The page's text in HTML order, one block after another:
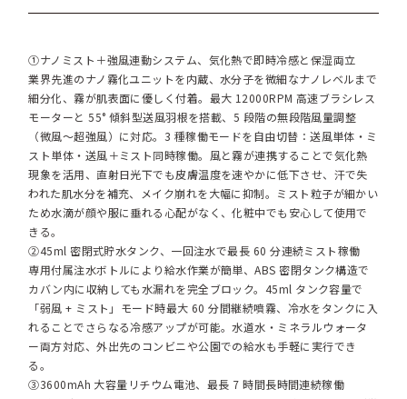
①ナノミスト＋強風連動システム、気化熱で即時冷感と保湿両立
業界先進のナノ霧化ユニットを内蔵、水分子を微細なナノレベルまで
細分化、霧が肌表面に優しく付着。最大 12000RPM 高速ブラシレス
モーターと 55° 傾斜型送風羽根を搭載、5 段階の無段階風量調整
（微風～超強風）に対応。3 種稼働モードを自由切替：送風単体・ミ
スト単体・送風＋ミスト同時稼働。風と霧が連携することで気化熱
現象を活用、直射日光下でも皮膚温度を速やかに低下させ、汗で失
われた肌水分を補充、メイク崩れを大幅に抑制。ミスト粒子が細かい
ため水滴が顔や服に垂れる心配がなく、化粧中でも安心して使用で
きる。
②45ml 密閉式貯水タンク、一回注水で最長 60 分連続ミスト稼働
専用付属注水ボトルにより給水作業が簡単、ABS 密閉タンク構造で
カバン内に収納しても水漏れを完全ブロック。45ml タンク容量で
「弱風 + ミスト」モード時最大 60 分間継続噴霧、冷水をタンクに入
れることでさらなる冷感アップが可能。水道水・ミネラルウォータ
ー両方対応、外出先のコンビニや公園での給水も手軽に実行でき
る。
③3600mAh 大容量リチウム電池、最長 7 時間長時間連続稼働